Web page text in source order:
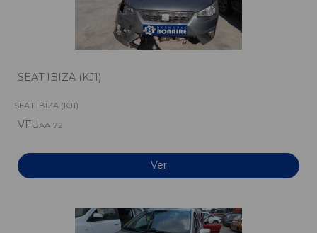
SEAT IBIZA (KJ1)
SEAT IBIZA (KJ1)
VFUAA172
Ver